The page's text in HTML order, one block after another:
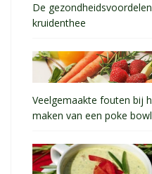
De
kruidenthee
Veelgemaakte fouten bij
maken van een poke bowl